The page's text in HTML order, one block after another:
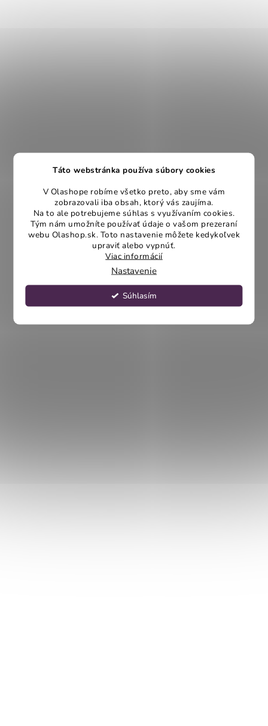
Táto webstránka používa súbory cookies
V Olashope robíme všetko preto, aby sme vám
zobrazovali iba obsah, ktorý vás zaujíma.
Na to ale potrebujeme súhlas s využívaním cookies.
Tým nám umožníte používať údaje o vašom prezeraní
webu Olashop.sk. Toto nastavenie môžete kedykoľvek
upraviť alebo vypnúť.
Viac informácií
Nastavenie
Súhlasím